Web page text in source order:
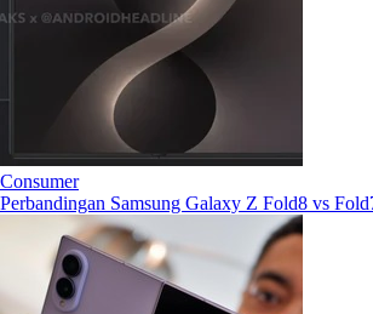
Consumer
Perbandingan Samsung Galaxy Z Fold8 vs